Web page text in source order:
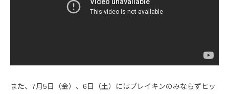
また、7月5日（金）、6日（土）にはブレイキンのみならずヒッ